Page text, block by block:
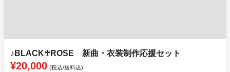
♪BLACK♰ROSE 新曲・衣装制作応援セット
¥20,000 (税込/送料込)